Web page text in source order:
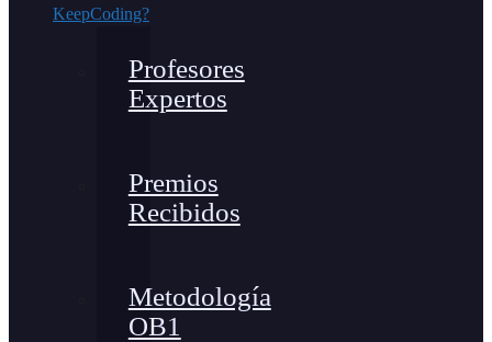
KeepCoding?
Profesores
Expertos
Premios
Recibidos
Metodología
OB1